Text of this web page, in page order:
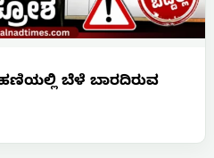
ಬೆಳೆ ಬಾರದಿರುವ